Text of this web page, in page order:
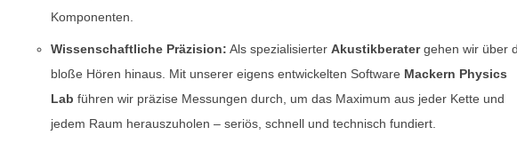
Komponenten.
Wissenschaftliche Präzision: Als spezialisierterAkustikberatergehen wir über
bloße Hören hinaus. Mit unserer eigens entwickelten Software Mackern Physics
Lab führen wir präzise Messungen durch, um das Maximum aus jeder Kette und
jedem Raum herauszuholen – seriös, schnell und technisch fundiert.